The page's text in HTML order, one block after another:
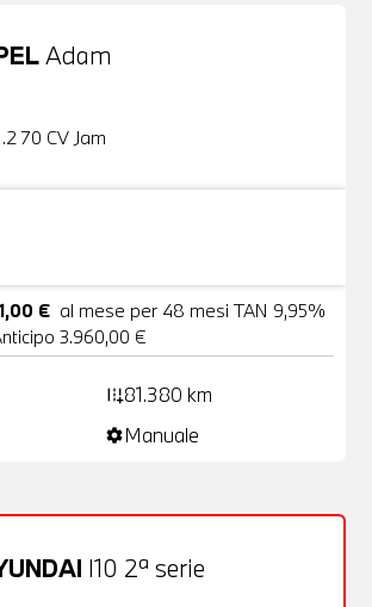
Adam
70 CV Jam
€ al mese per 48 mesi TAN 9,95%
3.960,00 €
add_road81.380 km
settingsManuale
I10 2ª serie